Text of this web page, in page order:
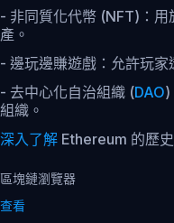
- 非同質化代幣 (NFT)：
產。
- 邊玩邊賺遊戲：允許玩家
- 去中心化自治組織 (DAO)
組織。
深入了解 Ethereum 的歷
區塊鏈瀏覽器
查看